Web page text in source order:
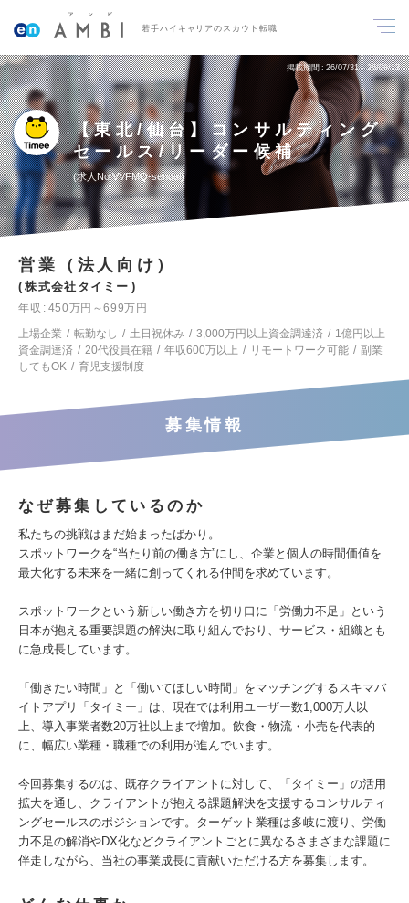
若手ハイキャリアのスカウト転職
掲載期間 26/07/31～26/08/13
【東北/仙台】コンサルティング
セールス/リーダー候補
求人No.VVFMQ-sendai
営業（法人向け）
株式会社タイミー
年収
450万円～699万円
上場企業
転勤なし 土日祝休み 3,000万円以上資金調達済
1億円以上
資金調達済
20代役員在籍 年収600万以上 リモートワーク可能
副業
してもOK
育児支援制度
募集情報
なぜ募集しているのか
私たちの挑戦はまだ始まったばかり。
スポットワークを“当たり前の働き方”にし、企業と個人の時間価値を
最大化する未来を一緒に創ってくれる仲間を求めています。
スポットワークという新しい働き方を切り口に「労働力不足」という
日本が抱える重要課題の解決に取り組んでおり、サービス・組織とも
に急成長しています。
「働きたい時間」と「働いてほしい時間」をマッチングするスキマバ
イトアプリ「タイミー」は、現在では利用ユーザー数1,000万人以
上、導入事業者数20万社以上まで増加。飲食・物流・小売を代表的
に、幅広い業種・職種での利用が進んでいます。
今回募集するのは、既存クライアントに対して、「タイミー」の活用
拡大を通し、クライアントが抱える課題解決を支援するコンサルティ
ングセールスのポジションです。ターゲット業種は多岐に渡り、労働
力不足の解消やDX化などクライアントごとに異なるさまざまな課題に
伴走しながら、当社の事業成長に貢献いただける方を募集します。